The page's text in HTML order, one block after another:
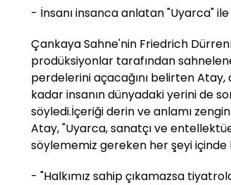
- İnsanı insanca anlatan "Uyarca"
Çankaya Sahne'nin Friedrich
prodüksiyonlar tarafından
perdelerini açacağını belirten
kadar insanın dünyadaki yerini de
söyledi.İçeriği derin ve anlamı
Atay, "Uyarca, sanatçı ve
söylememiz gereken her şeyi içinde
- "Halkımız sahip çıkamazsa